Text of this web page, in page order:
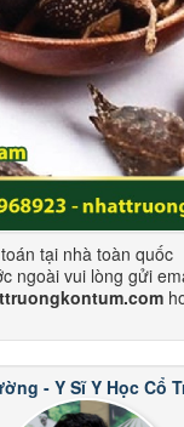
tại nhà toàn quốc
ngoài vui lòng gửi
- Y Sĩ Y Học Cổ